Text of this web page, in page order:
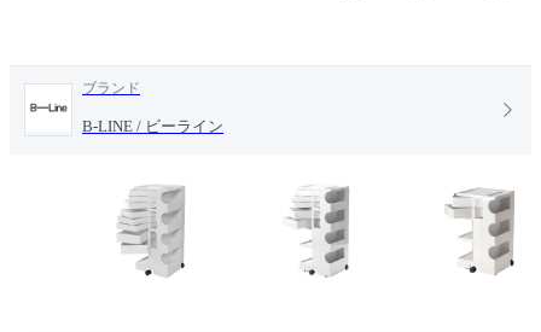
ブランド
B-LINE / ビーライン